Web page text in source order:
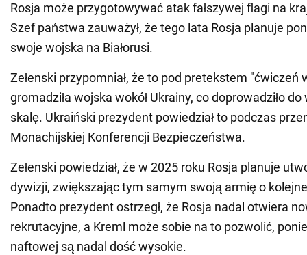
Rosja może przygotowywać atak fałszywej flagi na
Szef państwa zauważył, że tego lata Rosja planuje
swoje wojska na Białorusi.
Zełenski przypomniał, że to pod pretekstem "ćwiczeń
gromadziła wojska wokół Ukrainy, co doprowadziło do
skalę. Ukraiński prezydent powiedział to podczas
Monachijskiej Konferencji Bezpieczeństwa.
Zełenski powiedział, że w 2025 roku Rosja planuje
dywizji, zwiększając tym samym swoją armię o
Ponadto prezydent ostrzegł, że Rosja nadal otwiera
rekrutacyjne, a Kreml może sobie na to pozwolić,
naftowej są nadal dość wysokie.